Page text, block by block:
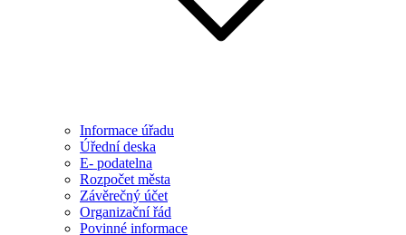
Informace úřadu
Úřední deska
E- podatelna
Rozpočet města
Závěrečný účet
Organizační řád
Povinné informace